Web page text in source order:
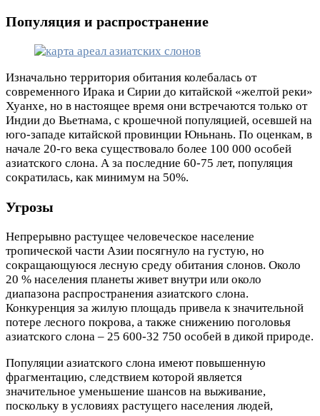
Популяция и распространение
Изначально территория обитания колебалась от
современного Ирака и Сирии до китайской «желтой реки»
Хуанхе, но в настоящее время они встречаются только от
Индии до Вьетнама, с крошечной популяцией, осевшей на
юго-западе китайской провинции Юньнань. По оценкам, в
начале 20-го века существовало более 100 000 особей
азиатского слона. А за последние 60-75 лет, популяция
сократилась, как минимум на 50%.
Угрозы
Непрерывно растущее человеческое население
тропической части Азии посягнуло на густую, но
сокращающуюся лесную среду обитания слонов. Около
20 % населения планеты живет внутри или около
диапазона распространения азиатского слона.
Конкуренция за жилую площадь привела к значительной
потере лесного покрова, а также снижению поголовья
азиатского слона – 25 600-32 750 особей в дикой природе.
Популяции азиатского слона имеют повышенную
фрагментацию, следствием которой является
значительное уменьшение шансов на выживание,
поскольку в условиях растущего населения людей,